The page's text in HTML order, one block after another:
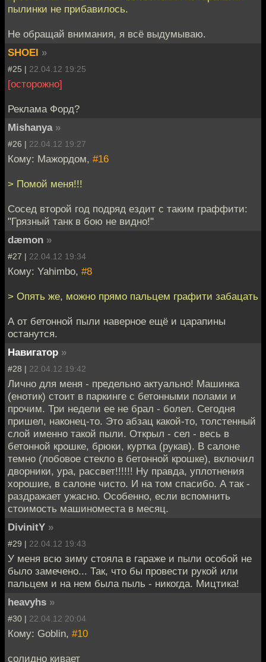
пылинки не прибавилось.
Не обращай внимания, я всё выдумываю.
SHOEI »
#25 | 22.04.12 19:25
[осторожно]
Реклама Форд?
Mishanya »
#26 | 22.04.12 19:27
Кому: Мажордом, #16
> Помой меня!!!
Сосед второй год подряд ездит с таким граффити:
"Грязный танк в бою не видно!"
dæmon »
#27 | 22.04.12 19:34
Кому: Yahimbo, #8
> Опять же, можно прямо пальцем графити забацать
А от бетонной пыли наверное ещё и царапины
останутся.
Навигатор »
#28 | 22.04.12 19:42
Лично для меня - предельно актуально! Машинка
(енотик) стоит в паркинге с бетонными полами и
прочим. Три недели ее не брал - болел. Сегодня
пришел, наконец-то. Это абзац какой-то, толстенный
слой именно такой пыли. Открыл - сел - весь в
бетонной крошке, брюки, куртка (рукав). В салоне
темно (лобовое стекло в бетонной крошке), включил
дворники, ура, рассвет!!!!!! Ну правда, уплотнения
хорошие, в салоне чисто. И на том спасибо. А так -
раздражает ужасно. Особенно, если вспомнить
стоимость машиноместа в месяц.
DivinitY »
#29 | 22.04.12 19:43
У меня всю зиму стояла в гараже и пыли особой не
было замечено... Так, что бы провести рукой или
пальцем и на нем была пыль - никогда. Мицтика!
heavyhs »
#30 | 22.04.12 20:04
Кому: Goblin, #10
солидно кивает